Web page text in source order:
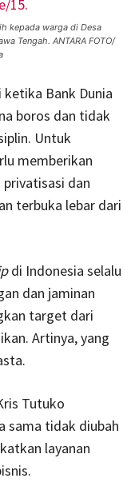
kepada warga di Desa
Tengah. ANTARA FOTO/
Bank Dunia
boros dan tidak
Untuk
memberikan
dan
terbuka lebar dari
di Indonesia selalu
dan jaminan
target dari
Artinya, yang
Tutuko
sama tidak diubah
layanan